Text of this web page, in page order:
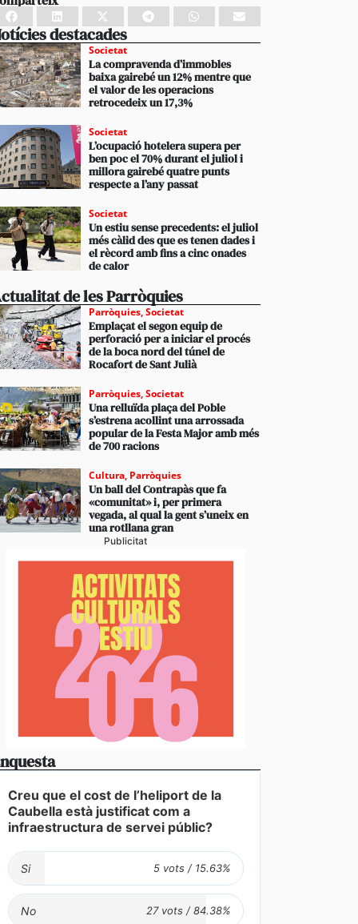
destacades
Societat
La compravenda d’immobles
baixa gairebé un 12% mentre que
el valor de les operacions
retrocedeix un 17,3%
Societat
L’ocupació hotelera supera per
ben poc el 70% durant el juliol i
millora gairebé quatre punts
respecte a l’any passat
Societat
Un estiu sense precedents: el juliol
més càlid des que es tenen dades i
el rècord amb fins a cinc onades
de calor
de les Parròquies
Parròquies,Societat
Emplaçat el segon equip de
perforació per a iniciar el procés
de la boca nord del túnel de
Rocafort de Sant Julià
Parròquies,Societat
Una relluïda plaça del Poble
s’estrena acollint una arrossada
popular de la Festa Major amb més
de 700 racions
Cultura, Parròquies
Un ball del Contrapàs que fa
«comunitat» i, per primera
vegada, al qual la gent s’uneix en
una rotllana gran
Publicitat
Creu que el cost de l’heliport de la
Caubella està justificat com a
infraestructura de servei públic?
Si
No